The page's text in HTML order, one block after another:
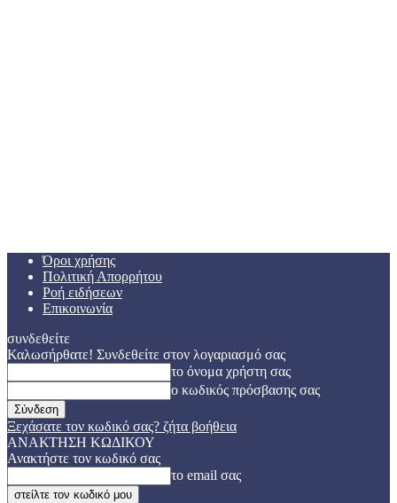
Όροι χρήσης
Πολιτική Απορρήτου
Ροή ειδήσεων
Επικοινωνία
συνδεθείτε
Καλωσήρθατε! Συνδεθείτε στον λογαριασμό σας
το όνομα χρήστη σας
ο κωδικός πρόσβασης σας
Ξεχάσατε τον κωδικό σας? ζήτα βοήθεια
ΑΝΑΚΤΗΣΗ ΚΩΔΙΚΟΥ
Ανακτήστε τον κωδικό σας
το email σας